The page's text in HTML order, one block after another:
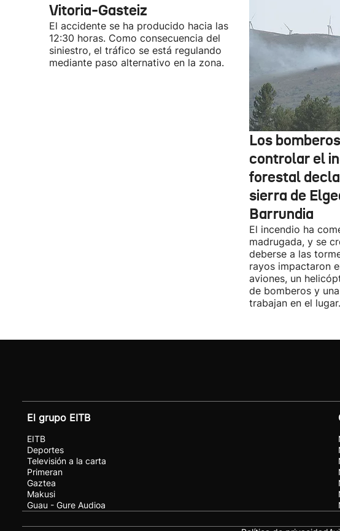
Vitoria-Gasteiz
El accidente se ha producido hacia las
12:30 horas. Como consecuencia del
siniestro, el tráfico se está regulando
mediante paso alternativo en la zona.
Los
controlar el
forestal
sierra de
Barrundia
El incendio ha
madrugada, y se
deberse a las
rayos impactaron
aviones, un
de bomberos y
trabajan en el lugar.
El grupo EITB
EITB
Deportes
Televisión a la carta
Primeran
Gaztea
Makusi
Guau - Gure Audioa